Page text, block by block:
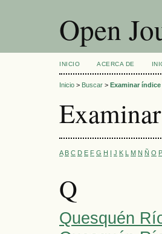
Open
INICIO ACERCA DE
Inicio > Buscar > Examinar
A B C D E F G H I J K L M N Ñ O P
Q
Quesquén